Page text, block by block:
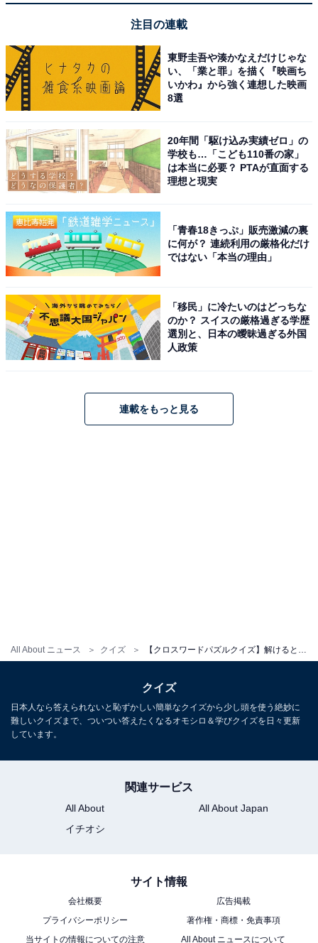
All About ニュース クイズ
注目の連載
東野圭吾や湊かなえだけじゃな
い、「業と罪」を描く『映画ち
いかわ』から強く連想した映画
8選
20年間「駆け込み実績ゼロ」の
学校も…「こども110番の家」
は本当に必要？ PTAが直面する
理想と現実
「青春18きっぷ」販売激減の裏
に何が？ 連続利用の厳格化だけ
ではない「本当の理由」
「移民」に冷たいのはどっちな
のか？ スイスの厳格過ぎる学歴
選別と、日本の曖昧過ぎる外国
人政策
連載をもっと見る
クイズ
日本人なら答えられないと恥ずかしい簡単なクイズから少し頭を使う絶妙に
難しいクイズまで、ついつい答えたくなるオモシロ＆学びクイズを日々更新
しています。
関連サービス
All About
All About Japan
イチオシ
サイト情報
会社概要
広告掲載
プライバシーポリシー
著作権・商標・免責事項
当サイトの情報についての注意
All About ニュースについて